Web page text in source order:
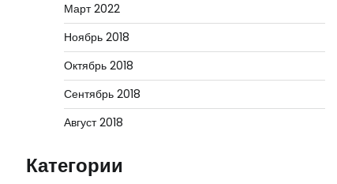
Март 2022
Ноябрь 2018
Октябрь 2018
Сентябрь 2018
Август 2018
Категории